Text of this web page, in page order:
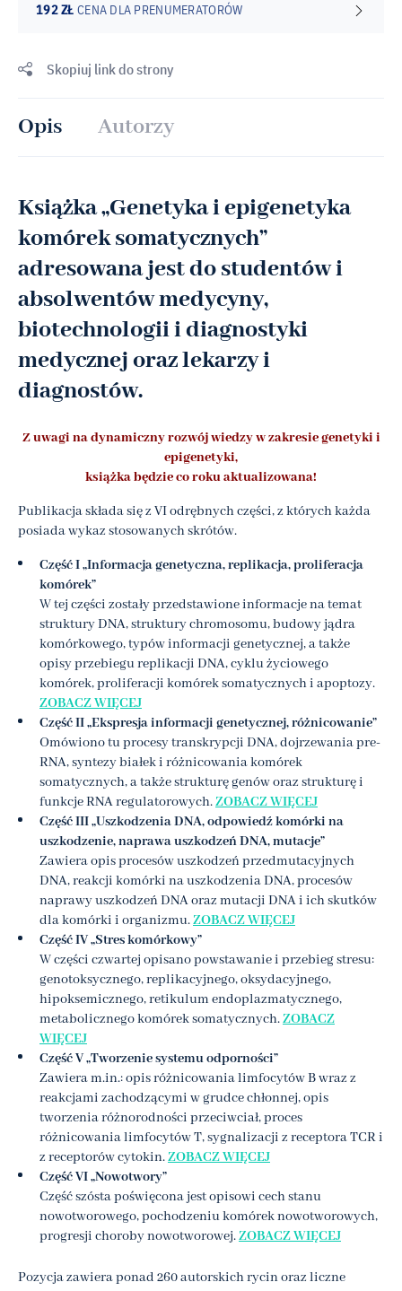
192 ZŁ CENA DLA PRENUMERATORÓW
Skopiuj link do strony
Opis Autorzy
Książka „Genetyka i epigenetyka
komórek somatycznych”
adresowana jest do studentów i
absolwentów medycyny,
biotechnologii i diagnostyki
medycznej oraz lekarzy i
diagnostów.
Z uwagi na dynamiczny rozwój wiedzy w zakresie genetyki i
epigenetyki,
książka będzie co roku aktualizowana!
Publikacja składa się z VI odrębnych części, z których każda
posiada wykaz stosowanych skrótów.
Część I „Informacja genetyczna, replikacja, proliferacja
komórek”
W tej części zostały przedstawione informacje na temat
struktury DNA, struktury chromosomu, budowy jądra
komórkowego, typów informacji genetycznej, a także
opisy przebiegu replikacji DNA, cyklu życiowego
komórek, proliferacji komórek somatycznych i apoptozy.
ZOBACZ WIĘCEJ
Część II „Ekspresja informacji genetycznej, różnicowanie”
Omówiono tu procesy transkrypcji DNA, dojrzewania pre-
RNA, syntezy białek i różnicowania komórek
somatycznych, a także strukturę genów oraz strukturę i
funkcje RNA regulatorowych.ZOBACZ WIĘCEJ
Część III „Uszkodzenia DNA, odpowiedź komórki na
uszkodzenie, naprawa uszkodzeń DNA, mutacje”
Zawiera opis procesów uszkodzeń przedmutacyjnych
DNA, reakcji komórki na uszkodzenia DNA, procesów
naprawy uszkodzeń DNA oraz mutacji DNA i ich skutków
dla komórki i organizmu.ZOBACZ WIĘCEJ
Część IV „Stres komórkowy”
W części czwartej opisano powstawanie i przebieg stresu:
genotoksycznego, replikacyjnego, oksydacyjnego,
hipoksemicznego, retikulum endoplazmatycznego,
metabolicznego komórek somatycznych.ZOBACZ
WIĘCEJ
Część V „Tworzenie systemu odporności”
Zawiera m.in.: opis różnicowania limfocytów B wraz z
reakcjami zachodzącymi w grudce chłonnej, opis
tworzenia różnorodności przeciwciał, proces
różnicowania limfocytów T, sygnalizacji z receptora TCR i
z receptorów cytokin.ZOBACZ WIĘCEJ
Część VI „Nowotwory”
Część szósta poświęcona jest opisowi cech stanu
nowotworowego, pochodzeniu komórek nowotworowych,
progresji choroby nowotworowej.ZOBACZ WIĘCEJ
Pozycja zawiera ponad 260 autorskich rycin oraz liczne